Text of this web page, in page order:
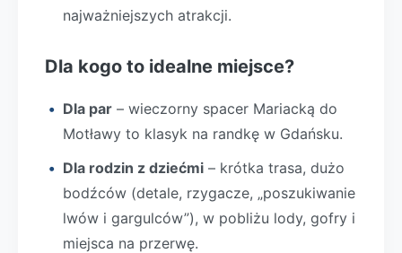
najważniejszych atrakcji.
Dla kogo to idealne miejsce?
Dla par – wieczorny spacer Mariacką do
Motławy to klasyk na randkę w Gdańsku.
Dla rodzin z dziećmi – krótka trasa, dużo
bodźców (detale, rzygacze, „poszukiwanie
lwów i gargulców”), w pobliżu lody, gofry i
miejsca na przerwę.